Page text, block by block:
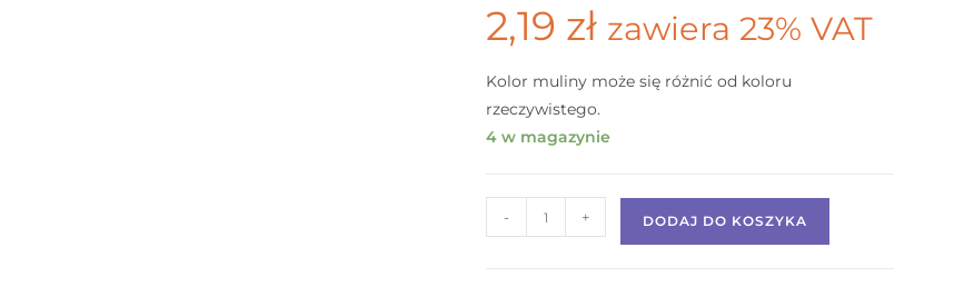
2,19 zł zawiera 23% VAT
Kolor muliny może się różnić od koloru
rzeczywistego.
4 w magazynie
- + DODAJ DO KOSZYKA